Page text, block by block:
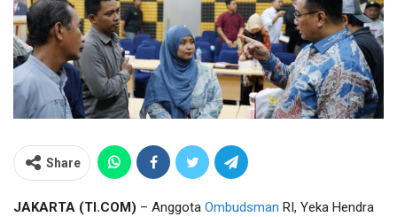
Share
JAKARTA (TI.COM) – Anggota Ombudsman RI, Yeka Hendra